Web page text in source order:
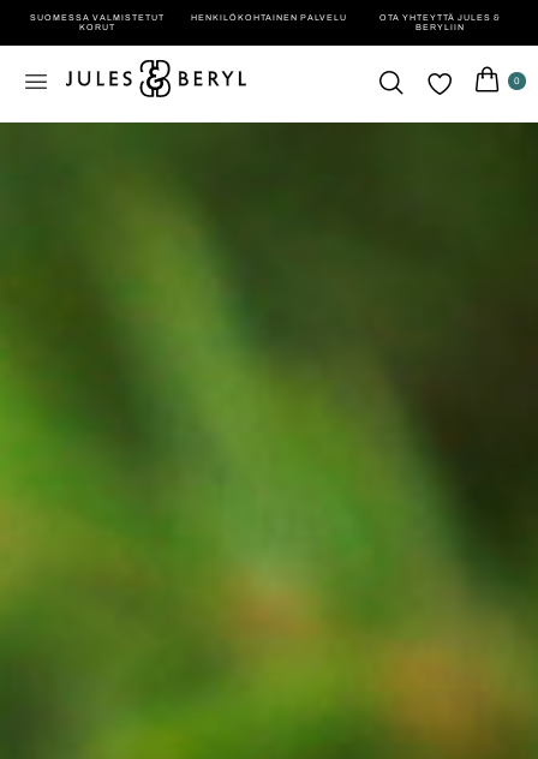
SUOMESSA VALMISTETUT
KORUT
HENKILÖ­KOHTAINEN PALVELU
OTA YHTEYTTÄ JULES &
BERYLIIN
0